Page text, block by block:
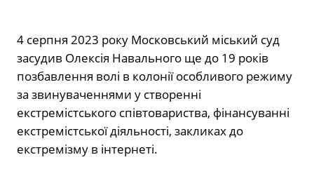
4 серпня 2023 року Московський міський суд
засудив Олексія Навального ще до 19 років
позбавлення волі в колонії особливого режиму
за звинуваченнями у створенні
екстремістського співтовариства, фінансуванні
екстремістської діяльності, закликах до
екстремізму в інтернеті.